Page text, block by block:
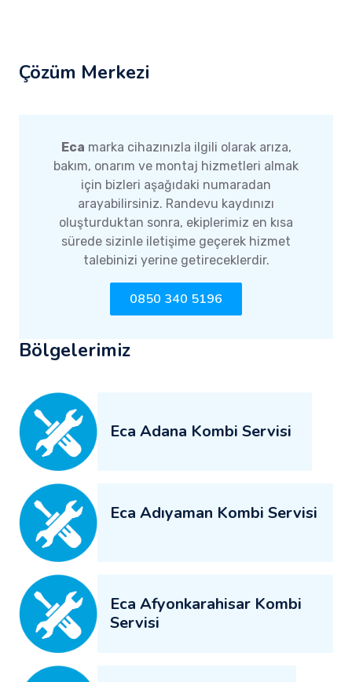
Çözüm Merkezi
Eca marka cihazınızla ilgili olarak arıza,
bakım, onarım ve montaj hizmetleri almak
için bizleri aşağıdaki numaradan
arayabilirsiniz. Randevu kaydınızı
oluşturduktan sonra, ekiplerimiz en kısa
sürede sizinle iletişime geçerek hizmet
talebinizi yerine getireceklerdir.
0850 340 5196
Bölgelerimiz
Eca Adana Kombi Servisi
Eca Adıyaman Kombi Servisi
Eca Afyonkarahisar Kombi
Servisi